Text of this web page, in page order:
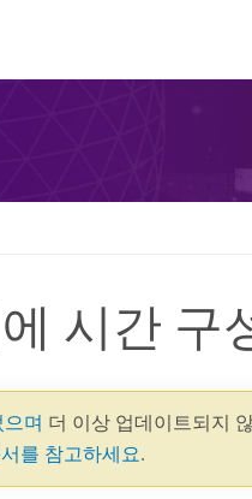
시간 구
며 더 이상 업데이트되지
를 참고하세요.